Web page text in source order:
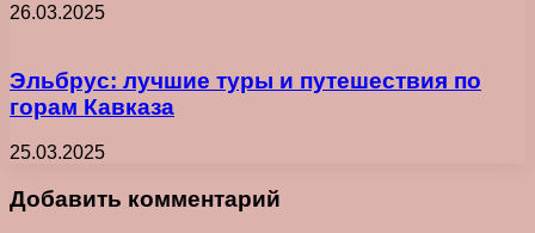
26.03.2025
Эльбрус: лучшие туры и путешествия по
горам Кавказа
25.03.2025
Добавить комментарий